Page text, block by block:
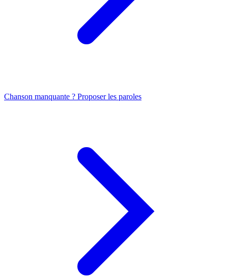
Chanson manquante ? Proposer les paroles